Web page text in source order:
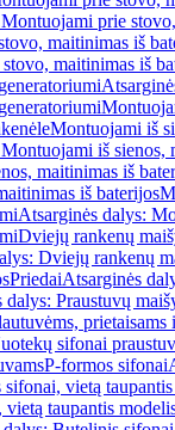
prie
maitinimas iš
maitinimas iš
Montuojami iš
iš sienos,
maitinimas iš
iš baterijos
Atsarginės dalys:
Dviejų rankenų
Dviejų rankenų
PriedaiAtsarginės
dalys: Praustuvų
sifonai
P-formos sifonai
sifonai, vietą
taupantis